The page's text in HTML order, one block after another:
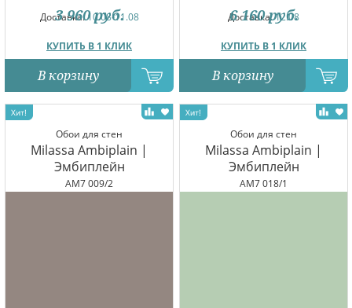
Доставка:10.08-11.08
КУПИТЬ В 1 КЛИК
3 960 руб.
В корзину
Доставка:12.08
КУПИТЬ В 1 КЛИК
6 160 руб.
В корзину
Обои для стен
Milassa Ambiplain |
Эмбиплейн
AM7 009/2
Обои для стен
Milassa Ambiplain |
Эмбиплейн
AM7 018/1